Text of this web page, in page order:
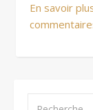
En savoir